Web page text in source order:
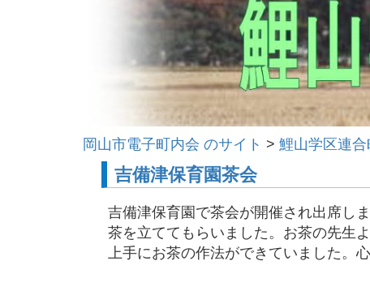
岡山市電子町内会 のサイト > 鯉山学区連合
吉備津保育園茶会
吉備津保育園で茶会が開催され出席し
茶を立ててもらいました。お茶の先生
上手にお茶の作法ができていました。